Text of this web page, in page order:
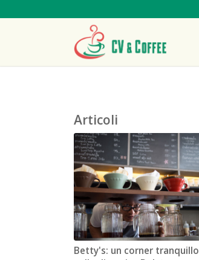
Articoli
Betty's: un corner tranquillo